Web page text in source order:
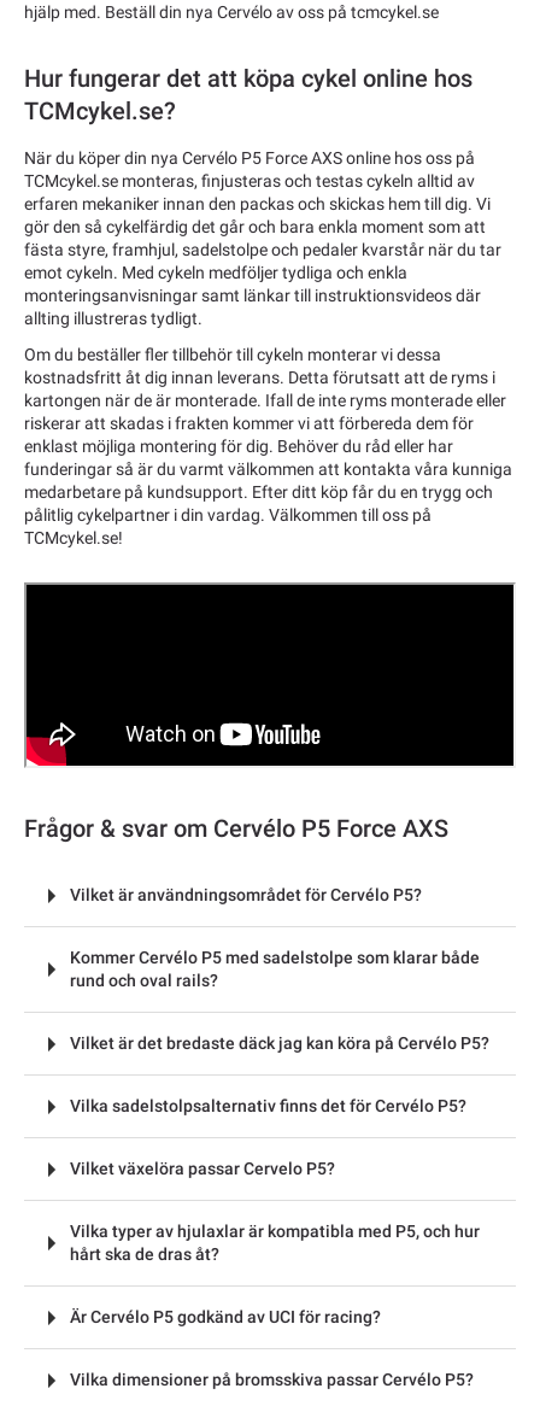
hjälp med. Beställ din nya Cervélo av oss på tcmcykel.se
Hur fungerar det att köpa cykel online hos
TCMcykel.se?
När du köper din nya Cervélo P5 Force AXS online hos oss på
TCMcykel.se monteras, finjusteras och testas cykeln alltid av
erfaren mekaniker innan den packas och skickas hem till dig. Vi
gör den så cykelfärdig det går och bara enkla moment som att
fästa styre, framhjul, sadelstolpe och pedaler kvarstår när du tar
emot cykeln. Med cykeln medföljer tydliga och enkla
monteringsanvisningar samt länkar till instruktionsvideos där
allting illustreras tydligt.
Om du beställer fler tillbehör till cykeln monterar vi dessa
kostnadsfritt åt dig innan leverans. Detta förutsatt att de ryms i
kartongen när de är monterade. Ifall de inte ryms monterade eller
riskerar att skadas i frakten kommer vi att förbereda dem för
enklast möjliga montering för dig. Behöver du råd eller har
funderingar så är du varmt välkommen att kontakta våra kunniga
medarbetare på kundsupport. Efter ditt köp får du en trygg och
pålitlig cykelpartner i din vardag. Välkommen till oss på
TCMcykel.se!
Frågor & svar om Cervélo P5 Force AXS
Vilket är användningsområdet för Cervélo P5?
Kommer Cervélo P5 med sadelstolpe som klarar både
rund och oval rails?
Vilket är det bredaste däck jag kan köra på Cervélo P5?
Vilka sadelstolpsalternativ finns det för Cervélo P5?
Vilket växelöra passar Cervelo P5?
Vilka typer av hjulaxlar är kompatibla med P5, och hur
hårt ska de dras åt?
Är Cervélo P5 godkänd av UCI för racing?
Vilka dimensioner på bromsskiva passar Cervélo P5?